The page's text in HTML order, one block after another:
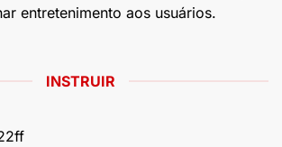
entretenimento aos usuários.
INSTRUIR